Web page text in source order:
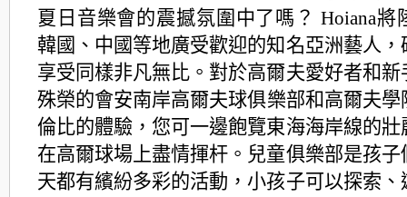
夏日音樂會的震撼氛圍中了嗎？ Hoiana將
韓國、 中國等地廣受歡迎的知名亞洲藝人，
享受同樣非凡無比。對於高爾夫愛好者和新
殊榮的會安南岸高爾夫球俱樂部和高爾夫學
倫比的體驗，您可一邊飽覽東海海岸線的壯
在高爾球場上盡情揮杆。兒童俱樂部是孩子
天都有繽紛多彩的活動，小孩子可以探索、